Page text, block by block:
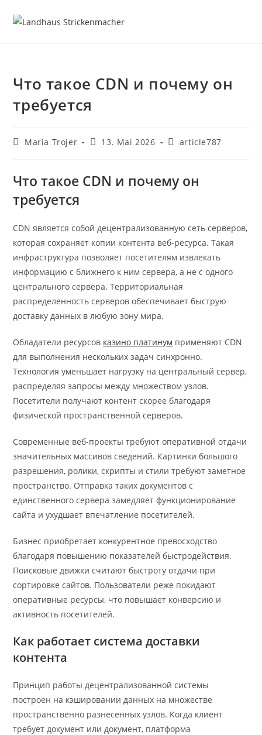
Что такое CDN и почему он
требуется
Maria Trojer 13. Mai 2026 article787
Что такое CDN и почему он
требуется
CDN является собой децентрализованную сеть серверов,
которая сохраняет копии контента веб-ресурса. Такая
инфраструктура позволяет посетителям извлекать
информацию с ближнего к ним сервера, а не с одного
центрального сервера. Территориальная
распределенность серверов обеспечивает быструю
доставку данных в любую зону мира.
Обладатели ресурсов казино платинум применяют CDN
для выполнения нескольких задач синхронно.
Технология уменьшает нагрузку на центральный сервер,
распределяя запросы между множеством узлов.
Посетители получают контент скорее благодаря
физической пространственной серверов.
Современные веб-проекты требуют оперативной отдачи
значительных массивов сведений. Картинки большого
разрешения, ролики, скрипты и стили требуют заметное
пространство. Отправка таких документов с
единственного сервера замедляет функционирование
сайта и ухудшает впечатление посетителей.
Бизнес приобретает конкурентное превосходство
благодаря повышению показателей быстродействия.
Поисковые движки считают быстроту отдачи при
сортировке сайтов. Пользователи реже покидают
оперативные ресурсы, что повышает конверсию и
активность посетителей.
Как работает система доставки
контента
Принцип работы децентрализованной системы
построен на кэшировании данных на множестве
пространственно разнесенных узлов. Когда клиент
требует документ или документ, платформа